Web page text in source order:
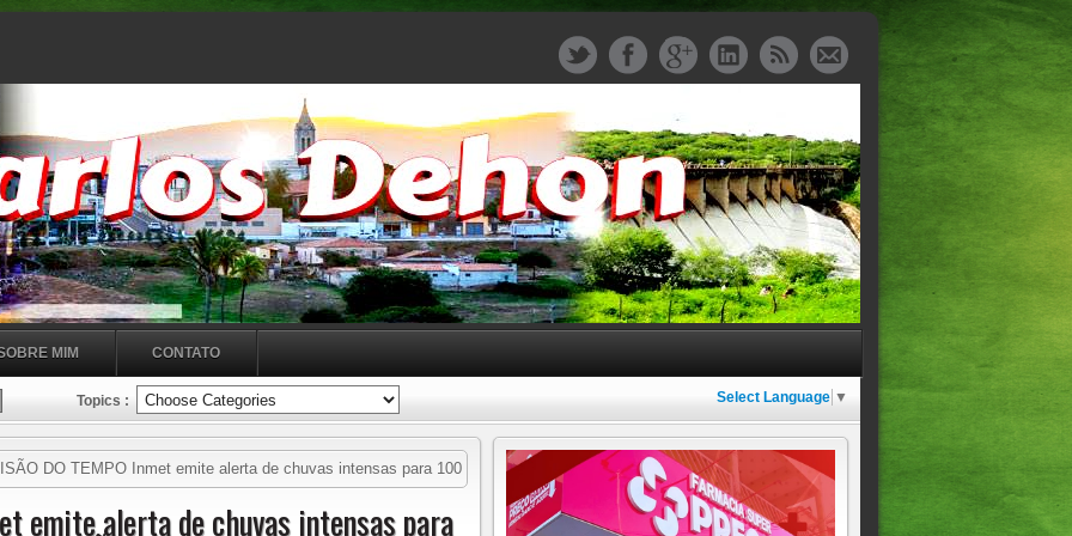
MIM CONTATO
Topics : Select Language ▼
DO TEMPO Inmet emite alerta de chuvas intensas para 100
emite alerta de chuvas intensas para